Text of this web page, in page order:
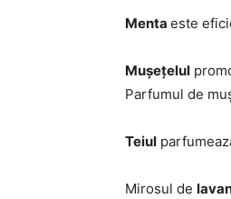
Menta este
Mușețelul
Parfumul de
Teiul
Mirosul de